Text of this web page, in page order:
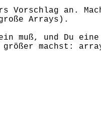
Vorschlag an.
Arrays).
muß, und Du
machst: